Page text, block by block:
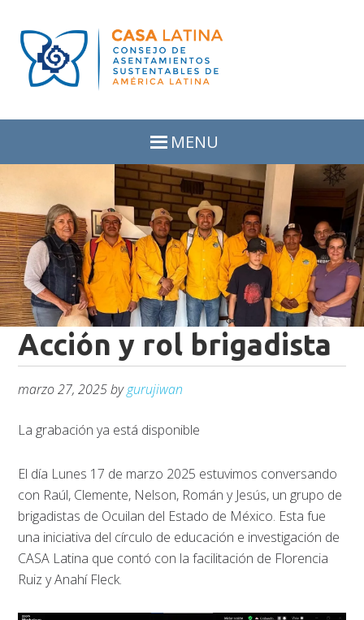
primary
navigation
main
content
MENU
Acción y rol brigadista
marzo 27, 2025bygurujiwan
La grabación ya está disponible
El día Lunes 17 de marzo 2025 estuvimos conversando
con Raúl, Clemente, Nelson, Román y Jesús, un grupo de
brigadistas de Ocuilan del Estado de México. Esta fue
una iniciativa del círculo de educación e investigación de
CASA Latina que contó con la facilitación de Florencia
Ruiz y Anahí Fleck.